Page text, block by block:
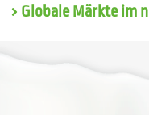
Globale Märkte im